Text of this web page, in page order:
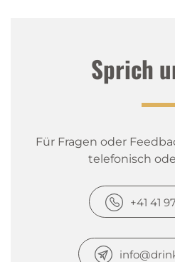
Sprich
Für Fragen oder
telefonisch
+41 41